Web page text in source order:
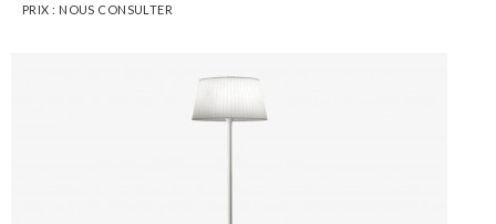
PRIX : NOUS CONSULTER